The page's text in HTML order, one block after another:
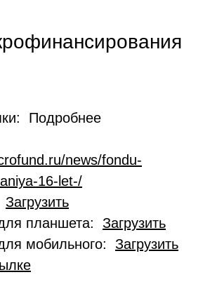
Подробнее
news/fondu-
16-let-/
Загрузить
планшета: Загрузить
мобильного: Загрузить